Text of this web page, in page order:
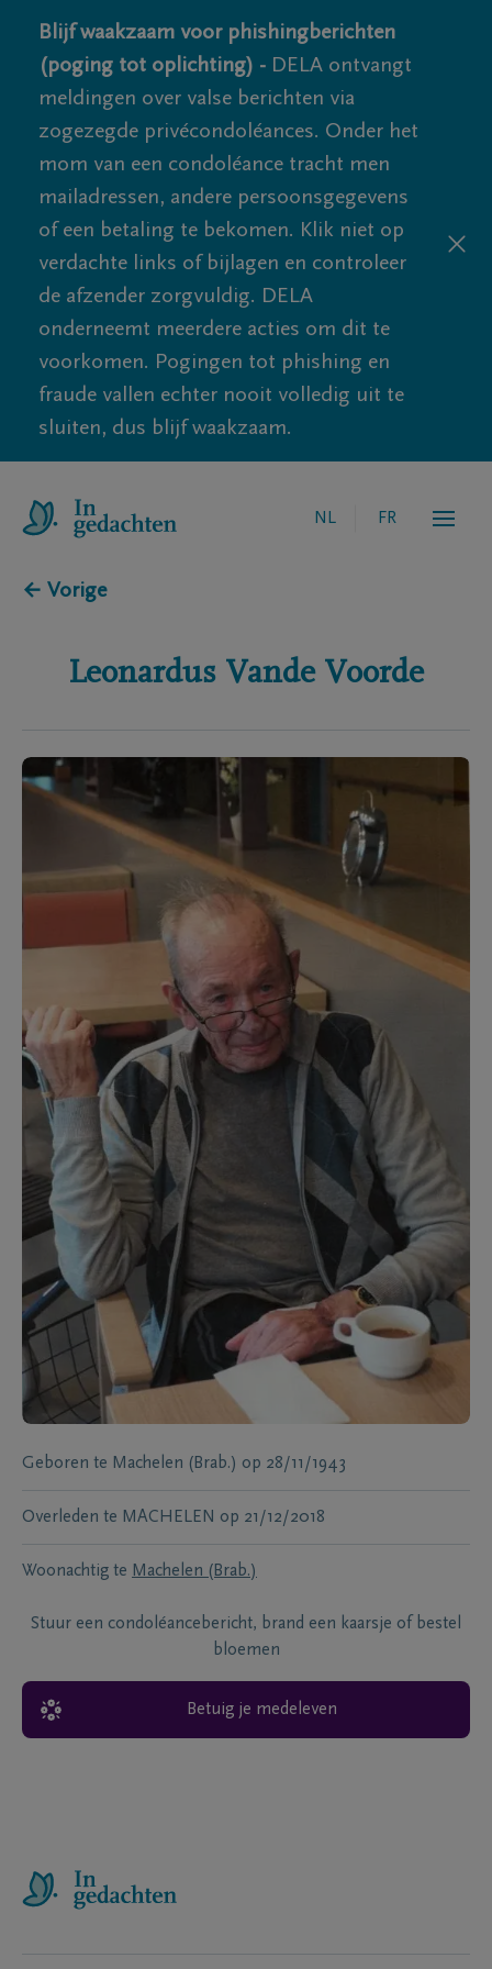
Blijf waakzaam voor phishingberichten
(poging tot oplichting) - DELA ontvangt
meldingen over valse berichten via
zogezegde privécondoléances. Onder het
mom van een condoléance tracht men
mailadressen, andere persoonsgegevens
of een betaling te bekomen. Klik niet op
verdachte links of bijlagen en controleer
de afzender zorgvuldig. DELA
onderneemt meerdere acties om dit te
voorkomen. Pogingen tot phishing en
fraude vallen echter nooit volledig uit te
sluiten, dus blijf waakzaam.
NL FR
← Vorige
Leonardus Vande Voorde
Geboren te Machelen (Brab.) op 28/11/1943
Overleden te MACHELEN op 21/12/2018
Woonachtig te Machelen (Brab.)
Stuur een condoléancebericht, brand een kaarsje of bestel
bloemen
Betuig je medeleven